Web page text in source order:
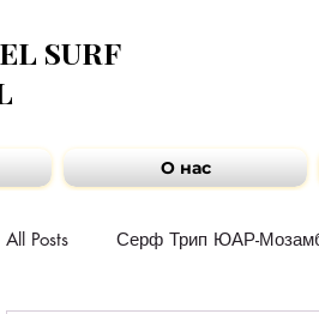
SURF
О нас
All Posts Серф Трип ЮАР-